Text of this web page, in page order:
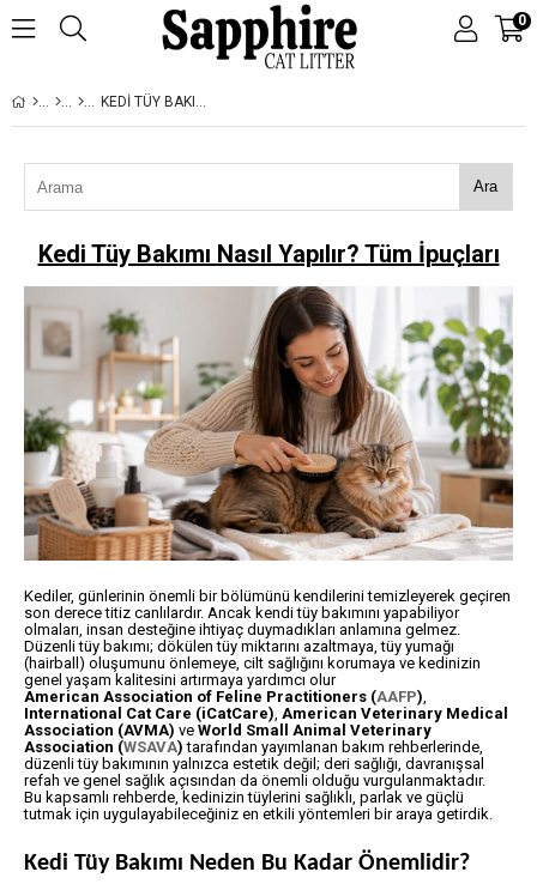
0
KEDI TÜY BAKIMI NASIL YAPILIR? TÜM İPUÇLARI
Ara
Kedi Tüy Bakımı Nasıl Yapılır? Tüm İpuçları
Kediler, günlerinin önemli bir bölümünü kendilerini temizleyerek geçiren
son derece titiz canlılardır. Ancak kendi tüy bakımını yapabiliyor
olmaları, insan desteğine ihtiyaç duymadıkları anlamına gelmez.
Düzenli tüy bakımı; dökülen tüy miktarını azaltmaya, tüy yumağı
(hairball) oluşumunu önlemeye, cilt sağlığını korumaya ve kedinizin
genel yaşam kalitesini artırmaya yardımcı olur
American Association of Feline Practitioners (AAFP)
International Cat Care (iCatCare) American Veterinary Medical
Association (AVMA) ve World Small Animal Veterinary
Association (WSAVA) tarafından yayımlanan bakım rehberlerinde,
düzenli tüy bakımının yalnızca estetik değil; deri sağlığı, davranışsal
refah ve genel sağlık açısından da önemli olduğu vurgulanmaktadır.
Bu kapsamlı rehberde, kedinizin tüylerini sağlıklı, parlak ve güçlü
tutmak için uygulayabileceğiniz en etkili yöntemleri bir araya getirdik.
Kedi Tüy Bakımı Neden Bu Kadar Önemlidir?